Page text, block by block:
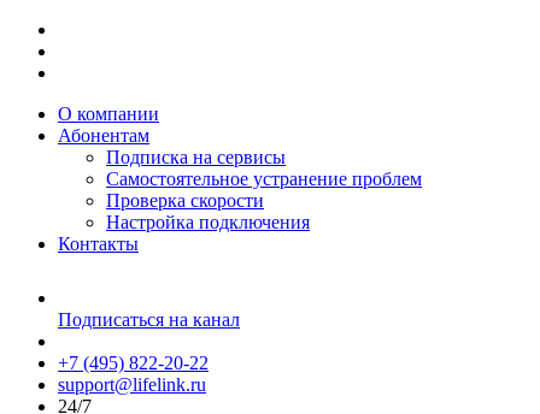
О компании
Абонентам
Подписка на сервисы
Самостоятельное устранение проблем
Проверка скорости
Настройка подключения
Контакты
Подписаться на канал
+7 (495) 822-20-22
support@lifelink.ru
24/7